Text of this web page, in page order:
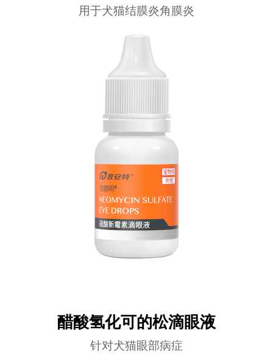
用于犬猫结膜炎角膜炎
醋酸氢化可的松滴眼液
针对犬猫眼部病症